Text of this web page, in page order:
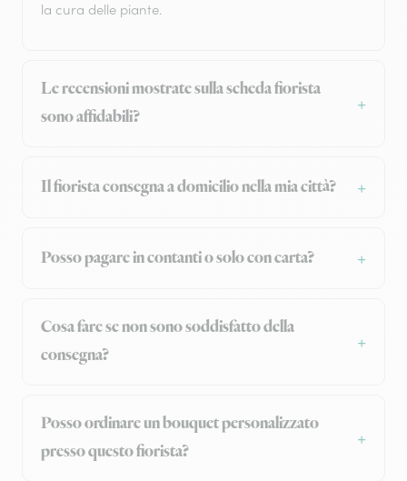
la cura delle piante.
Le recensioni mostrate sulla scheda fiorista
sono affidabili?
Il fiorista consegna a domicilio nella mia città?
Posso pagare in contanti o solo con carta?
Cosa fare se non sono soddisfatto della
consegna?
Posso ordinare un bouquet personalizzato
presso questo fiorista?